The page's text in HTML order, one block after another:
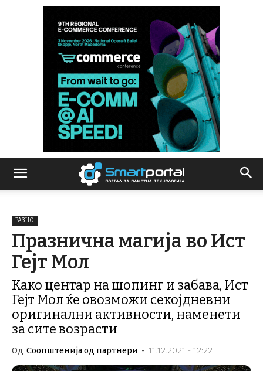
РАЗНО
Празнична магија во Ист
Гејт Мол
Како центар на шопинг и забава, Ист
Гејт Мол ќе овозможи секојдневни
оригинални активности, наменети
за сите возрасти
Од Соопштенија од партнери - 11.12.2021 - 12:22